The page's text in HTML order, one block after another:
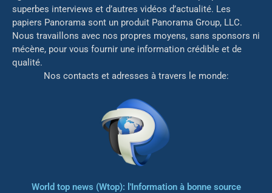
superbes interviews et d’autres vidéos d’actualité. Les
papiers Panorama sont un produit Panorama Group, LLC.
Nous travaillons avec nos propres moyens, sans sponsors ni
mécène, pour vous fournir une information crédible et de
qualité.
Nos contacts et adresses à travers le monde:
World top news (Wtop): l'Information à bonne source